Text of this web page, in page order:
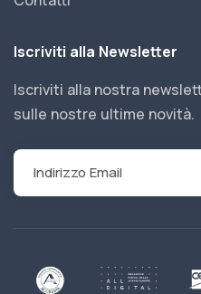
Iscriviti alla Newsletter
Iscriviti alla nostra
sulle nostre ultime novità.
Indirizzo Email